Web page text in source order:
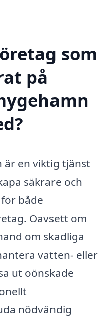
som
på
är en viktig tjänst
säkrare och
både
Oavsett om
om skadliga
vatten- eller
ut oönskade
nödvändig